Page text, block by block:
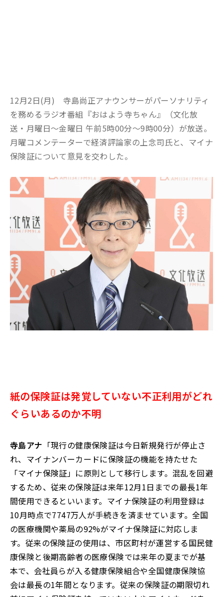
12月2日(月) 寺島尚正アナウンサーがパーソナリティ
を務めるラジオ番組『おはよう寺ちゃん』（文化放
送・月曜日～金曜日 午前5時00分～9時00分）が放送。
月曜コメンテーターで経済評論家の上念司氏と、マイナ
保険証について意見を交わした。
紙の保険証は発覚していない不正利用がどれ
ぐらいあるのか不明
寺島アナ 「現行の健康保険証は今日新規発行が停止さ
れ、マイナンバーカードに保険証の機能を持たせた
「マイナ保険証」に原則として移行します。混乱を回避
するため、従来の保険証は来年12月1日までの最長1年
間使用できるといいます。マイナ保険証の利用登録は
10月時点で7747万人が手続きを済ませています。全国
の医療機関や薬局の92%がマイナ保険証に対応しま
す。従来の保険証の使用は、市区町村が運営する国民健
康保険と後期高齢者の医療保険では来年の夏までが基
本で、会社員らが入る健康保険組合や全国健康保険協
会は最長の1年間となります。従来の保険証の期限切れ